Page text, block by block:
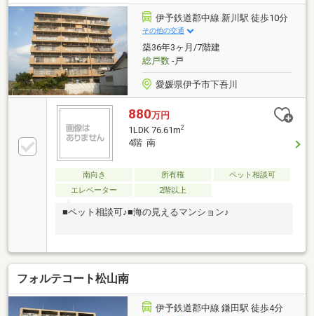
伊予鉄道郡中線 新川駅 徒歩10分
その他の交通
築36年3ヶ月/7階建
総戸数-戸
愛媛県伊予市下吾川
880万円
1LDK 76.61m2
4階 南
南向き 所有権
ペット相談可
エレベーター
2階以上
■ペット相談可♪■海の見えるマンション♪
フォルテコート松山南
伊予鉄道郡中線 鎌田駅 徒歩4分